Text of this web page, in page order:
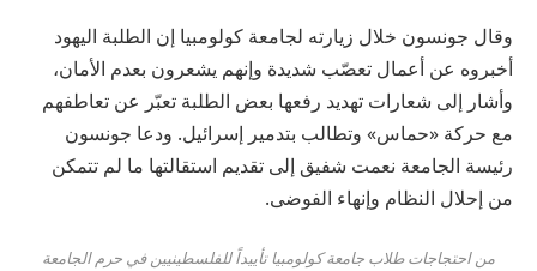
وقال جونسون خلال زيارته لجامعة كولومبيا إن الطلبة اليهود
أخبروه عن أعمال تعصّب شديدة وإنهم يشعرون بعدم الأمان،
وأشار إلى شعارات تهديد رفعها بعض الطلبة تعبّر عن تعاطفهم
مع حركة «حماس» وتطالب بتدمير إسرائيل. ودعا جونسون
رئيسة الجامعة نعمت شفيق إلى تقديم استقالتها ما لم تتمكن
من إحلال النظام وإنهاء الفوضى.
من احتجاجات طلاب جامعة كولومبيا تأييداً للفلسطينيين في حرم الجامعة